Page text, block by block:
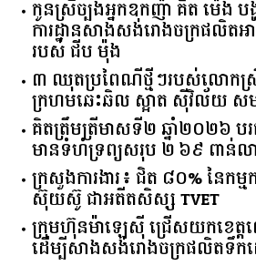
កូនស្រីច្បងអ្នកឧកញ៉ា គិត ម៉េង បង្
ការដ្ឋានសាងសង់រោងចក្រផលិតអ
របស់ ជីប ម៉ុង
៣ ឈុតប្រពៃណីថ្មីៗរបស់លោកស្
ក្រហមឆេះឆិល ស្អាត ​ស៊ីវិល័យ ស
គិត​ត្រឹមត្រីមាស​ទី​២​ ​ឆ្នាំ​២០២៦​ បរ
មាន​ទំហំ​ទ្រព្យ​សរុប​ ​២.៦៩​ ​ពាន់លា
ក្រសួង​ការងារ​៖ ​ជិត​ ​៨០​% ​នៃ​កម្ម
ស៊ុយ​ស៊ូ ​ជា​អតីត​សិស្ស​ ​TVET​
ក្រុមហ៊ុន​ម៉ាឡេស៊ី ជ្រើសយកខេត្ដ
ដើម្បីសាងសង់រោងចក្រផលិតទឹ